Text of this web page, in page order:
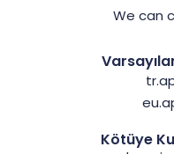
We can
Kötüye